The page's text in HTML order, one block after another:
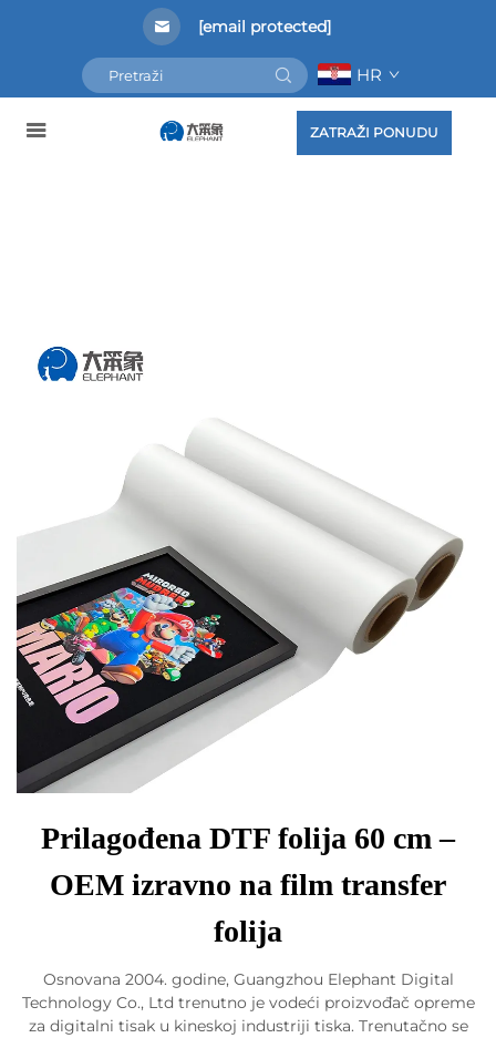
[email protected]
HR
ZATRAŽI PONUDU
Prilagođena DTF folija 60 cm –
OEM izravno na film transfer
folija
Osnovana 2004. godine, Guangzhou Elephant Digital
Technology Co., Ltd trenutno je vodeći proizvođač opreme
za digitalni tisak u kineskoj industriji tiska. Trenutačno se